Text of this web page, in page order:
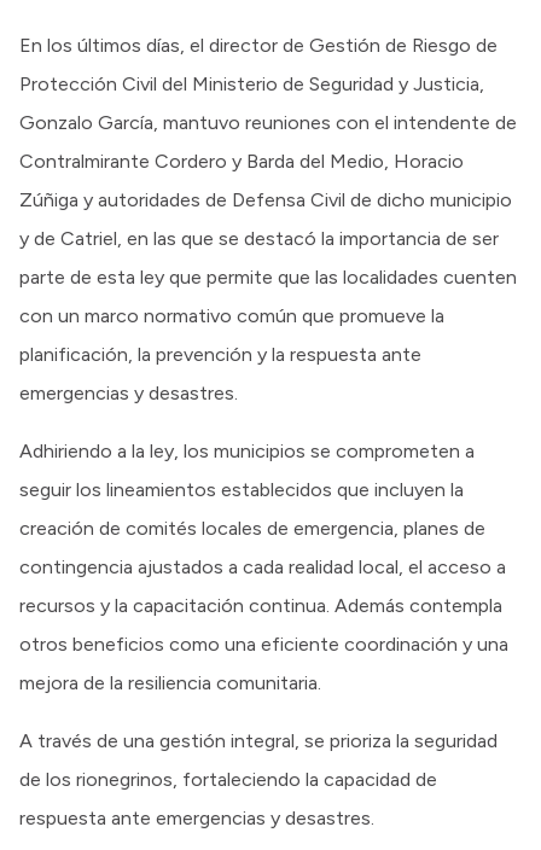
En los últimos días, el director de Gestión de Riesgo de
Protección Civil del Ministerio de Seguridad y Justicia,
Gonzalo García, mantuvo reuniones con el intendente de
Contralmirante Cordero y Barda del Medio, Horacio
Zúñiga y autoridades de Defensa Civil de dicho municipio
y de Catriel, en las que se destacó la importancia de ser
parte de esta ley que permite que las localidades cuenten
con un marco normativo común que promueve la
planificación, la prevención y la respuesta ante
emergencias y desastres.
Adhiriendo a la ley, los municipios se comprometen a
seguir los lineamientos establecidos que incluyen la
creación de comités locales de emergencia, planes de
contingencia ajustados a cada realidad local, el acceso a
recursos y la capacitación continua. Además contempla
otros beneficios como una eficiente coordinación y una
mejora de la resiliencia comunitaria.
A través de una gestión integral, se prioriza la seguridad
de los rionegrinos, fortaleciendo la capacidad de
respuesta ante emergencias y desastres.